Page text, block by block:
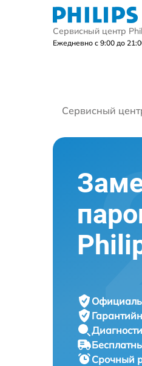
Сервисный центр
Ежедневно с 9:00 до
Сервисный
Срочный